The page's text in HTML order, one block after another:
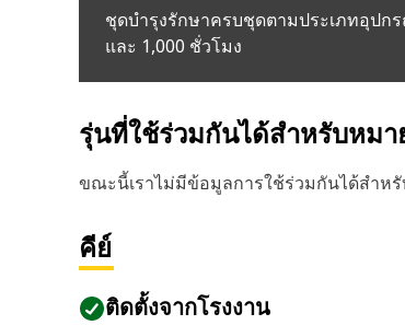
ชุดบำรุงรักษาครบชุดตามประเภทอุปก
และ 1,000 ชั่วโมง
รุ่นที่ใช้ร่วมกันได้สำหรับหม
ขณะนี้เราไม่มีข้อมูลการใช้ร่วมกันได้สำห
คีย์
ติดตั้งจากโรงงาน